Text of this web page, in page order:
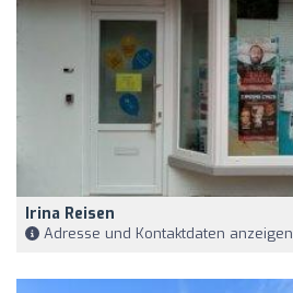
Irina Reisen
Adresse und Kontaktdaten anzeigen